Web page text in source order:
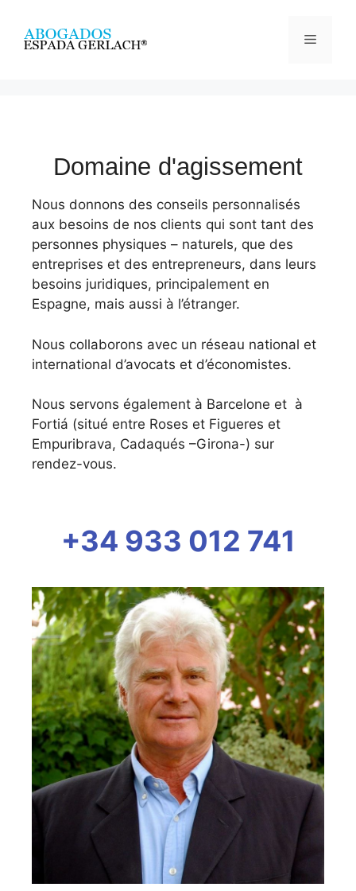
Domaine d'agissement
Nous donnons des conseils personnalisés
aux besoins de nos clients qui sont tant des
personnes physiques – naturels, que des
entreprises et des entrepreneurs, dans leurs
besoins juridiques, principalement en
Espagne, mais aussi à l’étranger.
Nous collaborons avec un réseau national et
international d’avocats et d’économistes.
Nous servons également à Barcelone et à
Fortiá (situé entre Roses et Figueres et
Empuribrava, Cadaqués –Girona-) sur
rendez-vous.
+34 933 012 741